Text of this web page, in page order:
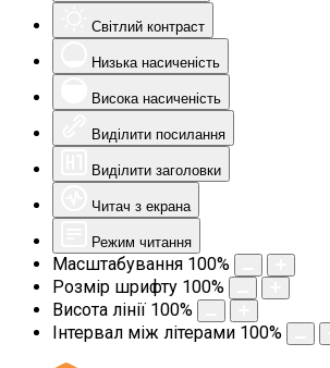
Світлий контраст
Низька насиченість
Висока насиченість
Виділити посилання
Виділити заголовки
Читач з екрана
Режим читання
Масштабування 100%
Розмір шрифту 100%
Висота лінії 100%
Інтервал між літерами 100%